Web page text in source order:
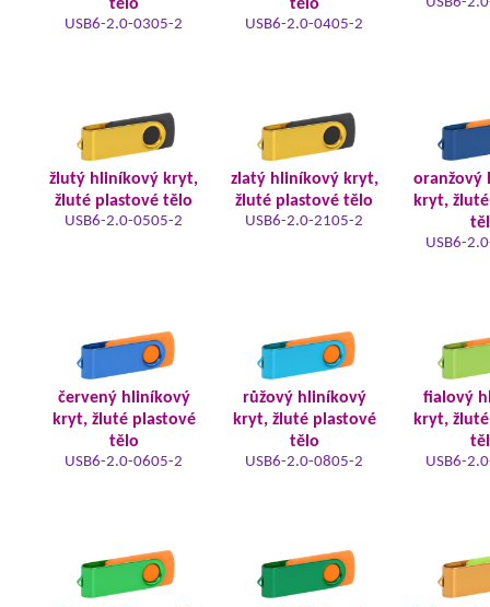
tělo
USB6-2.0-0305-2
tělo
USB6-2.0-0405-2
žlutý hliníkový kryt,
žluté plastové tělo
USB6-2.0-0505-2
zlatý hliníkový kryt,
žluté plastové tělo
USB6-2.0-2105-2
oranžový
kryt,
USB6-
červený hliníkový
kryt, žluté plastové
tělo
USB6-2.0-0605-2
růžový hliníkový
kryt, žluté plastové
tělo
USB6-2.0-0805-2
fialový
kryt,
USB6-